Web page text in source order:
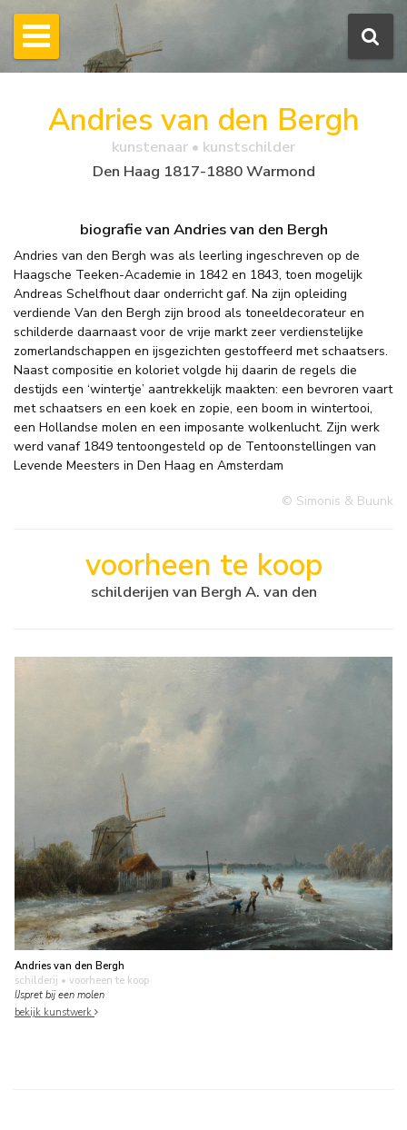
Andries van den Bergh
kunstenaar • kunstschilder
Den Haag 1817-1880 Warmond
biografie van Andries van den Bergh
Andries van den Bergh was als leerling ingeschreven op de
Haagsche Teeken-Academie in 1842 en 1843, toen mogelijk
Andreas Schelfhout daar onderricht gaf. Na zijn opleiding
verdiende Van den Bergh zijn brood als toneeldecorateur en
schilderde daarnaast voor de vrije markt zeer verdienstelijke
zomerlandschappen en ijsgezichten gestoffeerd met schaatsers.
Naast compositie en koloriet volgde hij daarin de regels die
destijds een ‘wintertje’ aantrekkelijk maakten: een bevroren vaart
met schaatsers en een koek en zopie, een boom in wintertooi,
een Hollandse molen en een imposante wolkenlucht. Zijn werk
werd vanaf 1849 tentoongesteld op de Tentoonstellingen van
Levende Meesters in Den Haag en Amsterdam
© Simonis & Buunk
voorheen te koop
schilderijen van Bergh A. van den
Andries van den Bergh
schilderij • voorheen te koop
IJspret bij een molen
bekijk kunstwerk